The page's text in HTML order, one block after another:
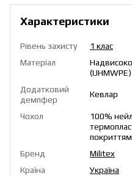
Характеристики
Рівень захисту
1 клас
Матеріал
Додатковий
демпфер
Кевлар
Чохол
100%
покриттям
Бренд
Militex
Країна
Україна